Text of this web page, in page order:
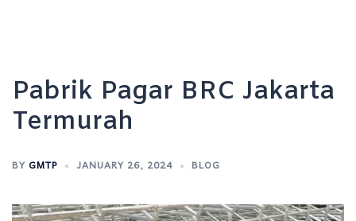
Pabrik Pagar BRC Jakarta
Termurah
BY GMTP JANUARY 26, 2024 BLOG